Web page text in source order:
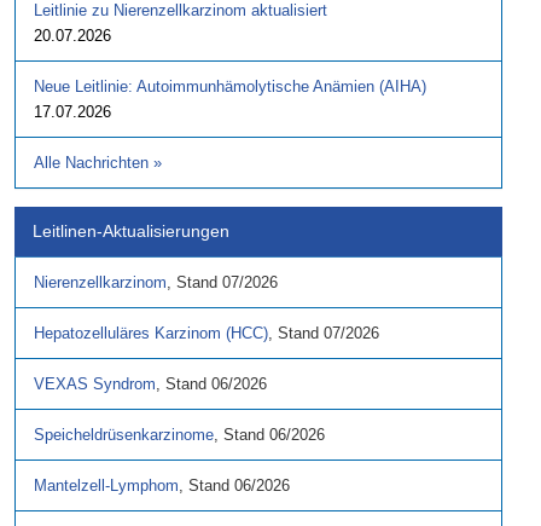
Leitlinie zu Nierenzellkarzinom aktualisiert
20.07.2026
Neue Leitlinie: Autoimmunhämolytische Anämien (AIHA)
17.07.2026
Alle Nachrichten »
Leitlinen-Aktualisierungen
Nierenzellkarzinom, Stand 07/2026
Hepatozelluläres Karzinom (HCC), Stand 07/2026
VEXAS Syndrom, Stand 06/2026
Speicheldrüsenkarzinome, Stand 06/2026
Mantelzell-Lymphom, Stand 06/2026